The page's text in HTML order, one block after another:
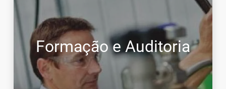
Formação e Auditoria